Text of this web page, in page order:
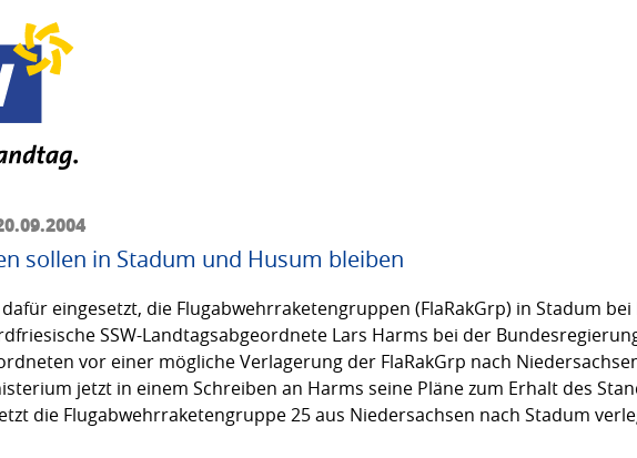
sollen in Stadum und Husum bleiben
dafür eingesetzt, die Flugabwehrraketengruppen (FlaRakGrp) in Stadum
SSW-Landtagsabgeordnete Lars Harms bei der
vor einer mög­liche Verlagerung der FlaRakGrp nach
jetzt in einem Schreiben an Harms seine Pläne zum Erhalt des
die Flugabwehrraketengruppe 25 aus Niedersachsen nach Stadum